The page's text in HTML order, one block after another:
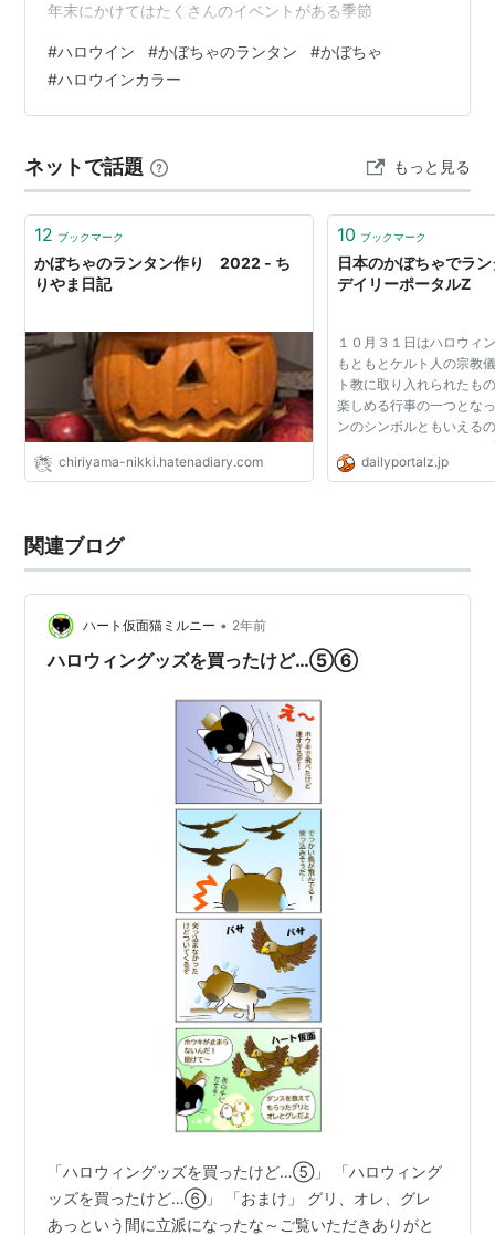
年末にかけてはたくさんのイベントがある季節
#ハロウイン #かぼちゃのランタン #かぼちゃ
#ハロウインカラー
ネットで話題 もっと見る
12 ブックマーク
かぼちゃのランタン作り 2022 - ち
りやま日記
chiriyama-nikki.hatenadiary.com
10 ブックマーク
日本のかぼちゃでラ
デイリーポータルZ
１０月３１日はハロウィ
もともとケルト人の宗教
ト教に取り入れられたも
楽しめる行事の一つとな
ンのシンボルともいえる
Lantern。でかいぼちゃ
だ。カラフルなオレンジ
dailyportalz.jp
関連ブログ
ハート仮面猫ミルニー • 2年前
ハロウィングッズを買ったけど…⑤⑥
「ハロウィングッズを買ったけど…⑤」 「ハロウィング
ッズを買ったけど…⑥」 「おまけ」 グリ、オレ、グレ
あっという間に立派になったな～ご覧いただきありがと